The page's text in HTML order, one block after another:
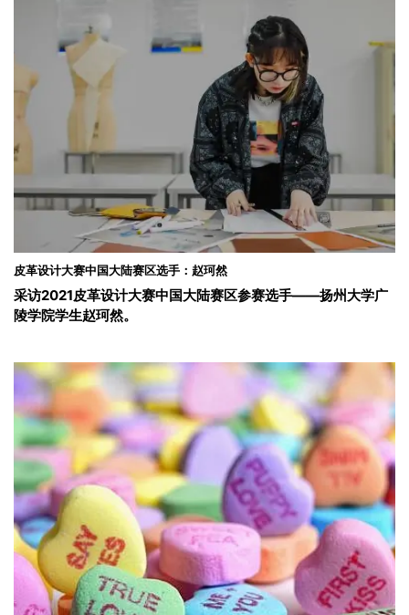
皮革设计大赛中国大陆赛区选手：赵珂然
采访2021皮革设计大赛中国大陆赛区参赛选手——扬州大学广
陵学院学生赵珂然。